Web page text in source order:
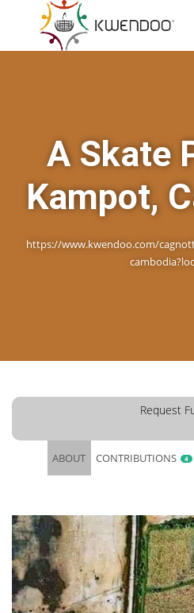
A Skate
Kampot,
https://www.kwendoo.com/
Request
ABOUT CONTRIBUTIONS 4